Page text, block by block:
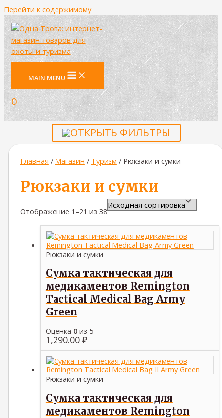
Перейти к содержимому
MAIN MENU
0
ОТКРЫТЬ ФИЛЬТРЫ
Главная / Магазин / Туризм / Рюкзаки и сумки
Рюкзаки и сумки
Отображение 1–21 из 38
Рюкзаки и сумки
Cумка тактическая для
медикаментов Remington
Tactical Medical Bag Army
Green
Оценка 0из 5
1,290.00 ₽
Рюкзаки и сумки
Cумка тактическая для
медикаментов Remington